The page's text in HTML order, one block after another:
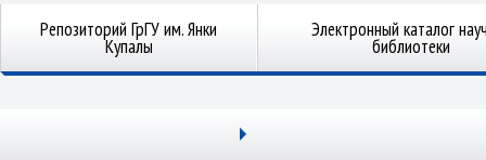
Репозиторий ГрГУ им. Янки
Купалы
Электронный каталог
библиотеки